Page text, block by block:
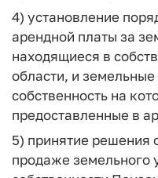
4) установление
арендной платы за
находящиеся в
области, и земельные
собственность на
предоставленные в
5) принятие решения
продаже земельного